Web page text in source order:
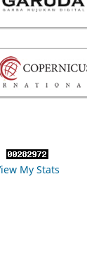
My Stats